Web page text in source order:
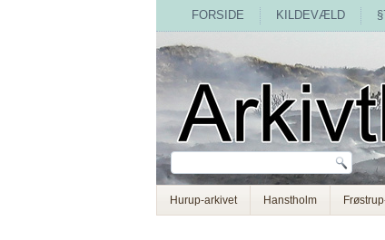
FORSIDE KILDEVÆLD
Hurup-arkivet Hanstholm